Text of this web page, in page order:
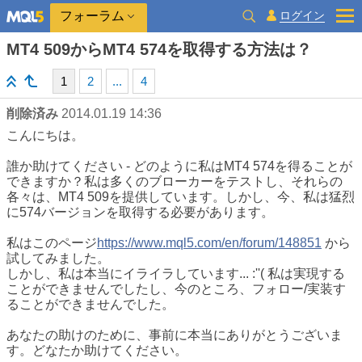
フォーラム ログイン
MT4 509からMT4 574を取得する方法は？
1 2 ... 4
削除済み 2014.01.19 14:36
こんにちは。
誰か助けてください - どのように私はMT4 574を得ることが
できますか？私は多くのブローカーをテストし、それらの
各々は、MT4 509を提供しています。しかし、今、私は猛烈
に574バージョンを取得する必要があります。
私はこのページhttps://www.mql5.com/en/forum/148851 から
試してみました。
しかし、私は本当にイライラしています... :''( 私は実現する
ことができませんでしたし、今のところ、フォロー/実装す
ることができませんでした。
あなたの助けのために、事前に本当にありがとうございま
す。どなたか助けてください。